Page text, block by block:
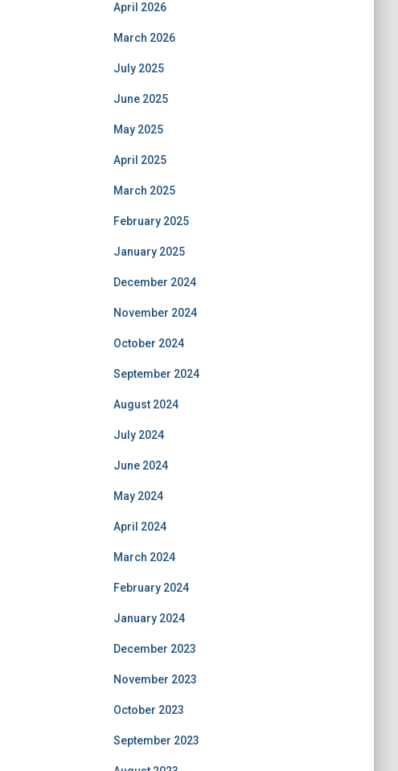
April 2026
March 2026
July 2025
June 2025
May 2025
April 2025
March 2025
February 2025
January 2025
December 2024
November 2024
October 2024
September 2024
August 2024
July 2024
June 2024
May 2024
April 2024
March 2024
February 2024
January 2024
December 2023
November 2023
October 2023
September 2023